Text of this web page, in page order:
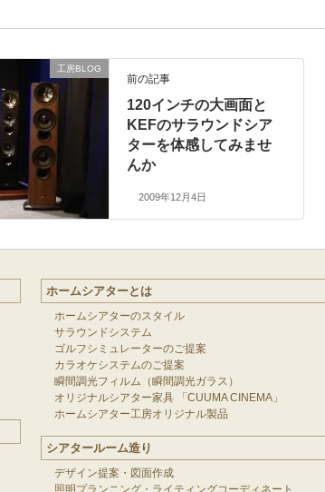
工房BLOG
前の記事
120インチの大画面と
KEFのサラウンドシア
ターを体感してみませ
んか
2009年12月4日
ホームシアターとは
ホームシアターのスタイル
サラウンドシステム
ゴルフシミュレーターのご提案
カラオケシステムのご提案
瞬間調光フィルム（瞬間調光ガラス）
オリジナルシアター家具 「CUUMA CINEMA」
ホームシアター工房オリジナル製品
シアタールーム造り
デザイン提案・図面作成
照明プランニング・ライティングコーディネート